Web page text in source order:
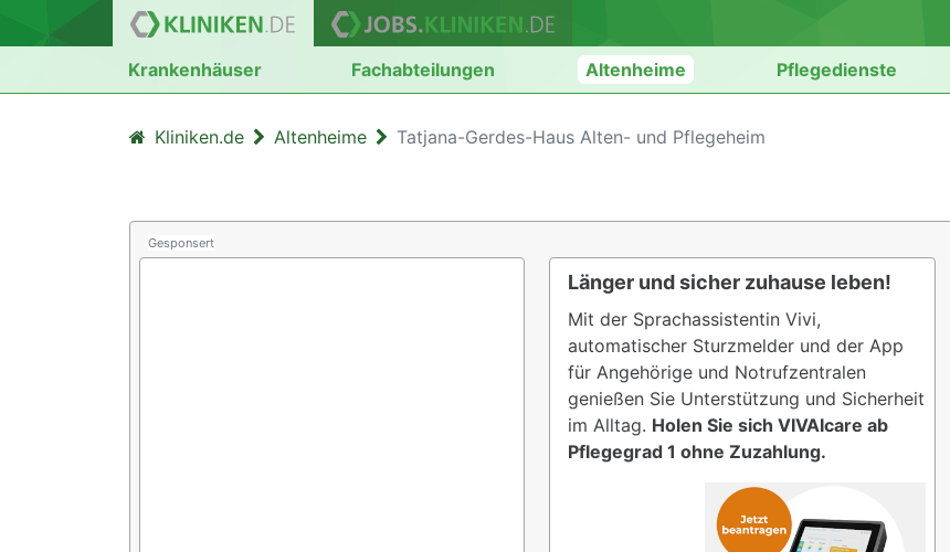
Krankenhäuser Fachabteilungen Altenheime Pflegedienste
Kliniken.de Altenheime Tatjana-Gerdes-Haus Alten- und Pflegeheim
Gesponsert
Länger und sicher zuhause leben!
Mit der Sprachassistentin Vivi,
automatischer Sturzmelder und der App
für Angehörige und Notrufzentralen
genießen Sie Unterstützung und Sicherheit
im Alltag. Holen Sie sich VIVAIcare ab
Pflegegrad 1 ohne Zuzahlung.